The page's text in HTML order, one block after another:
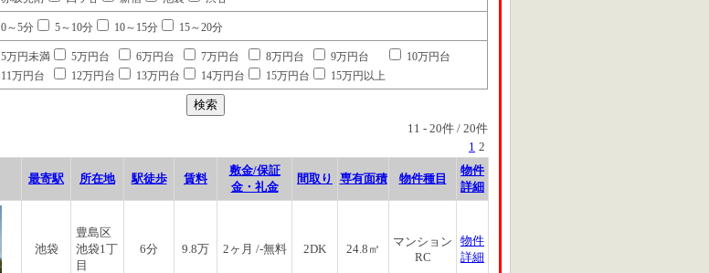
0～5分 5～10分 10～15分 15～20分
5万円未満 5万円台 6万円台 7万円台 8万円台 9万円台
10万円台
11万円台
12万円台 13万円台 14万円台 15万円台 15万円以上
11 - 20件 / 20件
1 2
最寄駅 所在地 駅徒歩 賃料
敷金/保証
金・礼金
間取り 専有面積 物件種目
物件
詳細
池袋
豊島区
池袋1丁
目
6分 9.8万 2ヶ月 /-無料 2DK 24.8㎡
マンション
RC
物件
詳細